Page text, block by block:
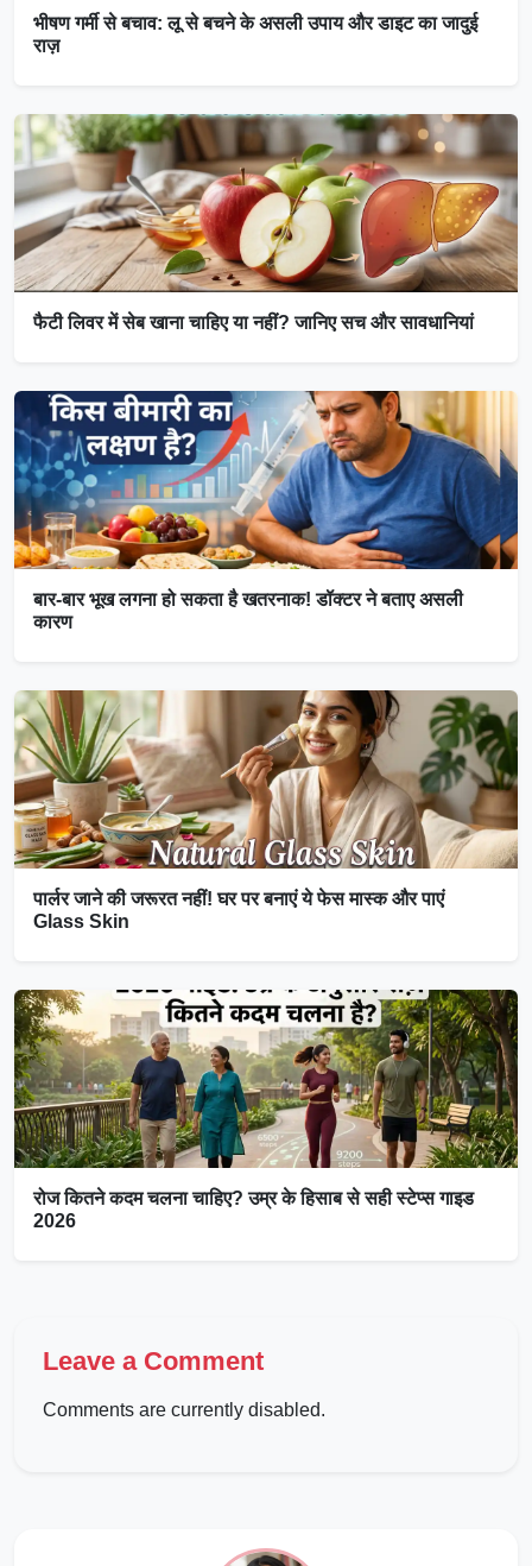
भीषण गर्मी से बचाव: लू से बचने के असली उपाय और डाइट का जादुई
राज़
फैटी लिवर में सेब खाना चाहिए या नहीं? जानिए सच और सावधानियां
बार-बार भूख लगना हो सकता है खतरनाक! डॉक्टर ने बताए असली
कारण
पार्लर जाने की जरूरत नहीं! घर पर बनाएं ये फेस मास्क और पाएं
Glass Skin
रोज कितने कदम चलना चाहिए? उम्र के हिसाब से सही स्टेप्स गाइड
2026
Leave a Comment
Comments are currently disabled.